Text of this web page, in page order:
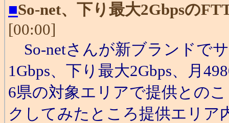
■So-net、下り最大2Gbpsの
[00:00]
So-netさんが新ブランドで
1Gbps、下り最大2Gbps、月
6県の対象エリアで提供との
クしてみたところ提供エリア